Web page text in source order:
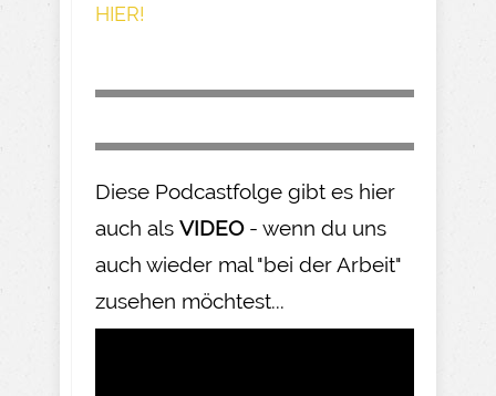
HIER!
Diese Podcastfolge gibt es hier
auch als VIDEO- wenn du uns
auch wieder mal "bei der Arbeit"
zusehen möchtest...